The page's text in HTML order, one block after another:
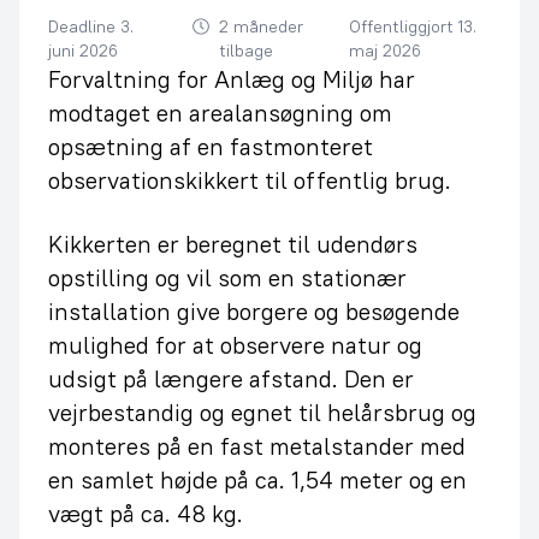
Deadline 3.
juni 2026
2 måneder
tilbage
Offentliggjort 13.
maj 2026
Forvaltning for Anlæg og Miljø har
modtaget en arealansøgning om
opsætning af en fastmonteret
observationskikkert til offentlig brug.
Kikkerten er beregnet til udendørs
opstilling og vil som en stationær
installation give borgere og besøgende
mulighed for at observere natur og
udsigt på længere afstand. Den er
vejrbestandig og egnet til helårsbrug og
monteres på en fast metalstander med
en samlet højde på ca. 1,54 meter og en
vægt på ca. 48 kg.